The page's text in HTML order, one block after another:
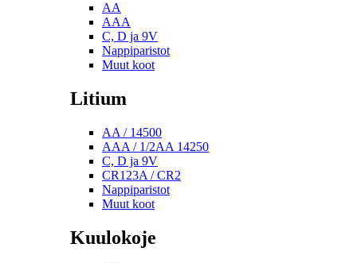
AA
AAA
C, D ja 9V
Nappiparistot
Muut koot
Litium
AA / 14500
AAA / 1/2AA 14250
C, D ja 9V
CR123A / CR2
Nappiparistot
Muut koot
Kuulokoje